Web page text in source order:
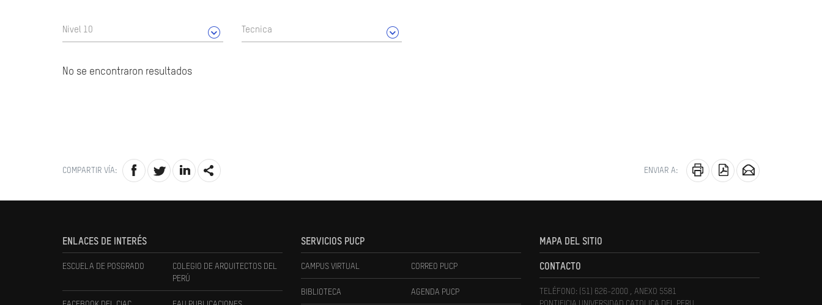
Nivel 10 Tecnica
No se encontraron resultados
COMPARTIR VÍA: ENVIAR A:
ENLACES DE INTERÉS
ESCUELA DE POSGRADO
COLEGIO DE ARQUITECTOS DEL
PERÚ
SERVICIOS PUCP
CAMPUS VIRTUAL CORREO PUCP
BIBLIOTECA AGENDA PUCP
MAPA DEL SITIO
CONTACTO
TELÉFONO: (51) 626-2000 , ANEXO 5581